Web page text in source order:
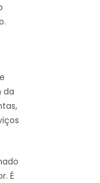
da
É